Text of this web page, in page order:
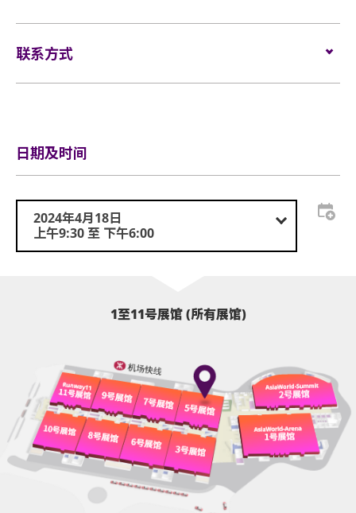
联系方式
fair/hongkongshow/sha?source=OS_HK_TopNav
日期及时间
2024年4月18日
上午9:30 至 下午6:00
1至11号展馆 (所有展馆)